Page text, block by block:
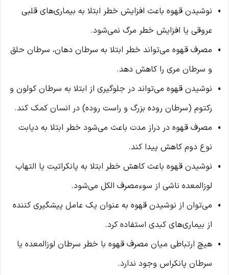
نوشیدن قهوه باعث افزایش خطر ابتلا به بیماری‌های قلبی
عروقی یا افزایش خطر مرگ نمی‌شود.
مصرف قهوه می‌تواند خطر ابتلا به سرطان دهان، سرطان حلق
و سرطان مری را کاهش دهد.
نوشیدن قهوه می‌تواند در جلوگیری از ابتلا به سرطان کولون و
رکتوم (سرطان روده بزرگ و راست روده) در انسان کمک کند.
مصرف قهوه در دراز مدت باعث می‌شود خطر ابتلا به دیابت
نوع دوم کاهش پیدا کند.
نوشیدن قهوه باعث کاهش خطر ابتلا به پانکراتیت یا التهاب
لوزالمعده ناشی از سوءمصرف الکل می‌شود.
می‌توان از نوشیدن قهوه به عنوان یک عامل پیشگیری کننده
از بیماری‌های کبدی استفاده کرد.
هیچ ارتباطی میان مصرف قهوه با خطر سرطان لوزالمعده یا
سرطان پانکراس وجود ندارد.